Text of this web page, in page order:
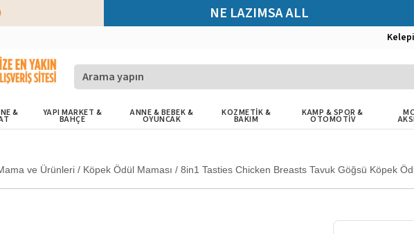
NE LAZIMSA ALL
& YAPI MARKET &
BAHÇE
ANNE & BEBEK &
OYUNCAK
KOZMETİK &
BAKIM
KAMP & SPOR &
OTOMOTİV
ve Ürünleri / Köpek Ödül Maması / 8in1 Tasties Chicken Breasts Tavuk Göğsü Köpek